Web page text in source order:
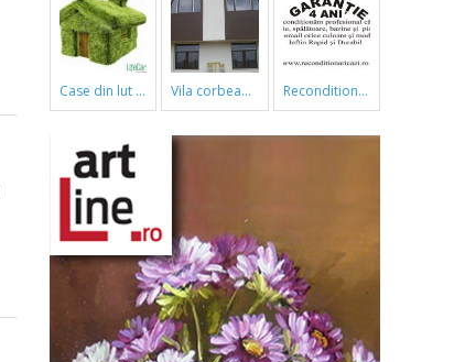
case din lut si paie vila corbeanca reconditionari cazi de baie